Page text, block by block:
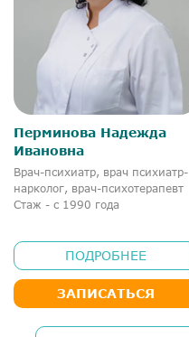
Перминова Надежда
Ивановна
Врач-психиатр, врач психиатр-
нарколог, врач-психотерапевт
Стаж - с 1990 года
ПОДРОБНЕЕ
ЗАПИСАТЬСЯ